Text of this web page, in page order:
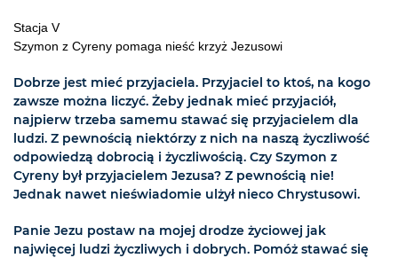
Stacja V
Szymon z Cyreny pomaga nieść krzyż Jezusowi
Dobrze jest mieć przyjaciela. Przyjaciel to ktoś, na kogo
zawsze można liczyć. Żeby jednak mieć przyjaciół,
najpierw trzeba samemu stawać się przyjacielem dla
ludzi. Z pewnością niektórzy z nich na naszą życzliwość
odpowiedzą dobrocią i życzliwością. Czy Szymon z
Cyreny był przyjacielem Jezusa? Z pewnością nie!
Jednak nawet nieświadomie ulżył nieco Chrystusowi.
Panie Jezu postaw na mojej drodze życiowej jak
najwięcej ludzi życzliwych i dobrych. Pomóż stawać się